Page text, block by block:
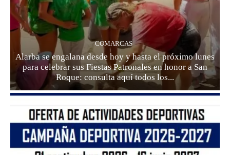
COMARCAS
Alarba se engalana desde hoy y hasta el próximo lunes
para celebrar sus Fiestas Patronales en honor a San
Roque: consulta aquí todos los...